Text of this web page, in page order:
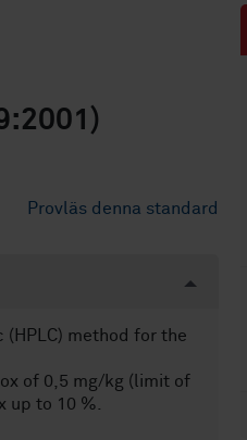
Provläs denna standard
method for the
of 0,5 mg/kg (limit of
to 10 %.